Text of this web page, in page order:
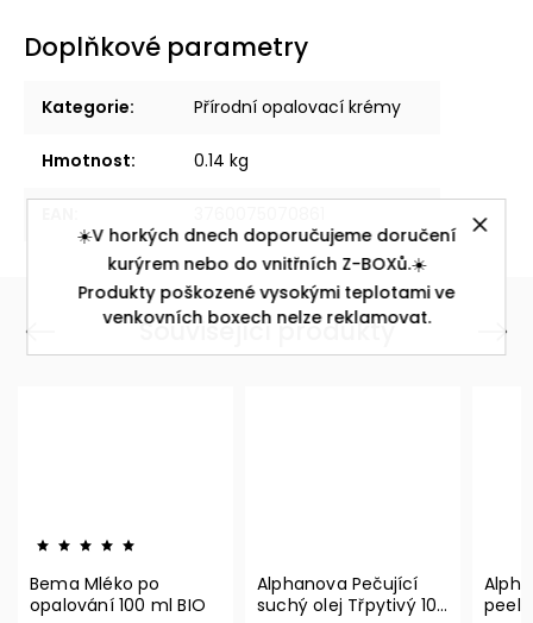
☀️V horkých dnech doporučujeme doručení
kurýrem nebo do vnitřních Z-BOXů.☀️
Produkty poškozené vysokými teplotami ve
venkovních boxech nelze reklamovat.
Doplňkové parametry
Kategorie: Přírodní opalovací krémy
Hmotnost: 0.14 kg
Související produkty
Bema Mléko po
opalování 100 ml BIO
Alphanova Pečující
suchý olej Třpytivý 100
Next